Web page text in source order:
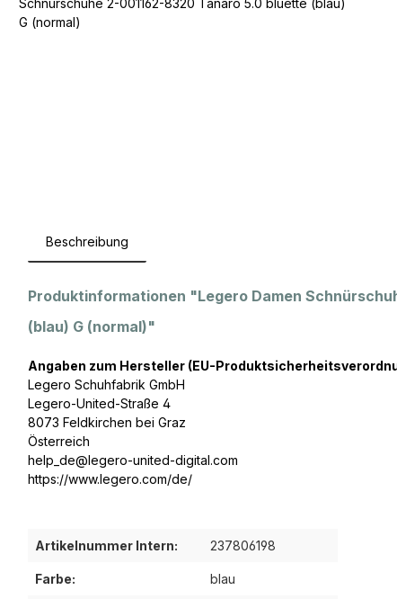
Beschreibung
Produktinformationen "Legero Damen
(blau) G (normal)"
Angaben zum Hersteller (EU-
Legero Schuhfabrik GmbH
Legero-United-Straße 4
8073 Feldkirchen bei Graz
Österreich
help_de@legero-united-digital.com
https://www.legero.com/de/
Artikelnummer Intern: 237806198
Farbe: blau